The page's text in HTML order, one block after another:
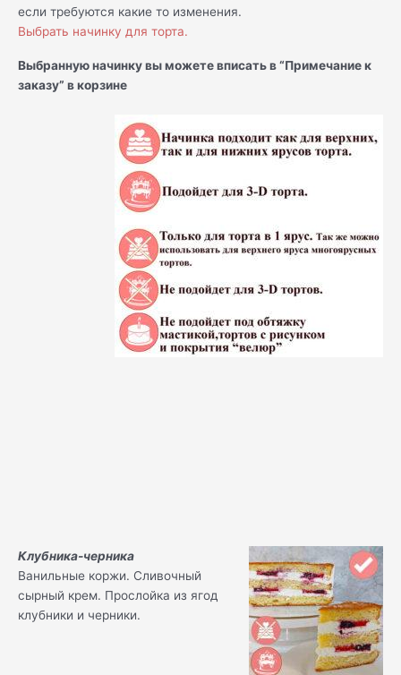
если требуются какие то изменения.
Выбрать начинку для торта.
Выбранную начинку вы можете вписать в “Примечание к
заказу” в корзине
Клубника-черника
Ванильные коржи. Сливочный
сырный крем. Прослойка из ягод
клубники и черники.